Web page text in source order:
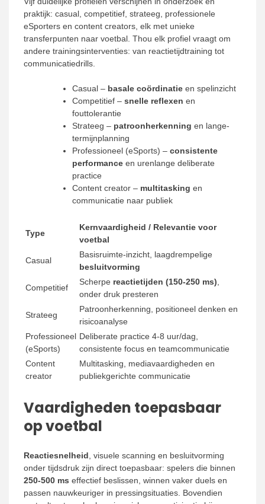
praktijk: casual, competitief, strateeg, professionele
eSporters en content creators, elk met unieke
transferpunten naar voetbal. Thou elk profiel vraagt om
andere trainingsinterventies: van reactietijdtraining tot
communicatiedrills.
Casual – basale coördinatie en spelinzicht
Competitief – snelle reflexen en
fouttolerantie
Strateeg – patroonherkenning en lange-
termijnplanning
Professioneel (eSports) – consistente
performance en urenlange deliberate
practice
Content creator – multitasking en
communicatie naar publiek
Type
Kernvaardigheid / Relevantie voor
voetbal
Casual
Basisruimte-inzicht, laagdrempelige
besluitvorming
Competitief
Scherpe reactietijden (150-250 ms)
onder druk presteren
Strateeg
Patroonherkenning, positioneel denken en
risicoanalyse
Professioneel
(eSports)
Deliberate practice 4-8 uur/dag,
consistente focus en teamcommunicatie
Content
creator
Multitasking, mediavaardigheden en
publiekgerichte communicatie
Vaardigheden toepasbaar
op voetbal
Reactiesnelheid , visuele scanning en besluitvorming
onder tijdsdruk zijn direct toepasbaar: spelers die binnen
250-500 ms effectief beslissen, winnen vaker duels en
passen nauwkeuriger in pressingsituaties. Bovendien